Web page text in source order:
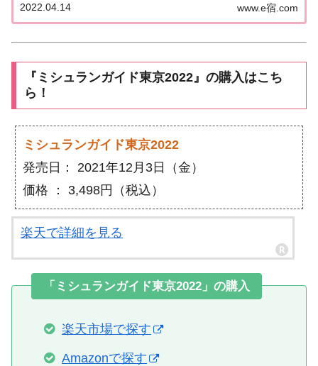
チ）」で「3トック」を獲得したお店を一覧にまと
めました。ゴエミヨ2022『東京』フレンチ...
www.e宿.com
2022.04.14
『ミシュランガイド東京2022』の購入はこち
ら！
ミシュランガイド東京2022
発売日： 2021年12月3日（金）
価格 ： 3,498円（税込）
楽天で詳細を見る
「ミシュランガイド東京2022」の購入
楽天市場で探す
Amazonで探す